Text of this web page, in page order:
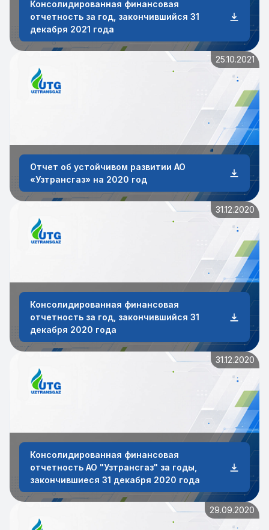
Консолидированная финансовая
отчетность за год, закончившийся 31
декабря 2021 года
25.10.2021
Отчет об устойчивом развитии АО
«Узтрансгаз» на 2020 год
31.12.2020
Консолидированная финансовая
отчетность за год, закончившийся 31
декабря 2020 года
31.12.2020
Консолидированная финансовая
отчетность АО "Узтрансгаз" за годы,
закончившиеся 31 декабря 2020 года
29.09.2020